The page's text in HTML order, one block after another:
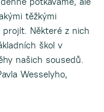
těžkými
Některé z nich
škol v
našich sousedů.
Wesselyho,